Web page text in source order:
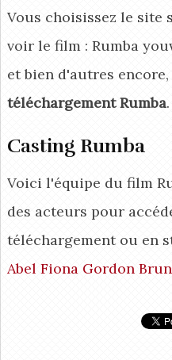
Vous choisissez le site
voir le film : Rumba
et bien d'autres
téléchargement Rumba.
Casting Rumba
Voici l'équipe du film
des acteurs pour
téléchargement ou en
Abel Fiona Gordon